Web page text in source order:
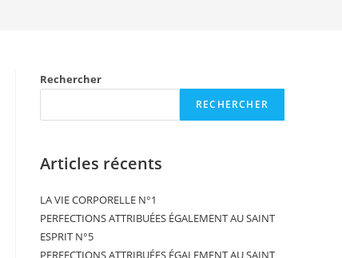
Rechercher
RECHERCHER
Articles récents
LA VIE CORPORELLE N°1
PERFECTIONS ATTRIBUÉES ÉGALEMENT AU SAINT
ESPRIT N°5
PERFECTIONS ATTRIBUÉES ÉGALEMENT AU SAINT